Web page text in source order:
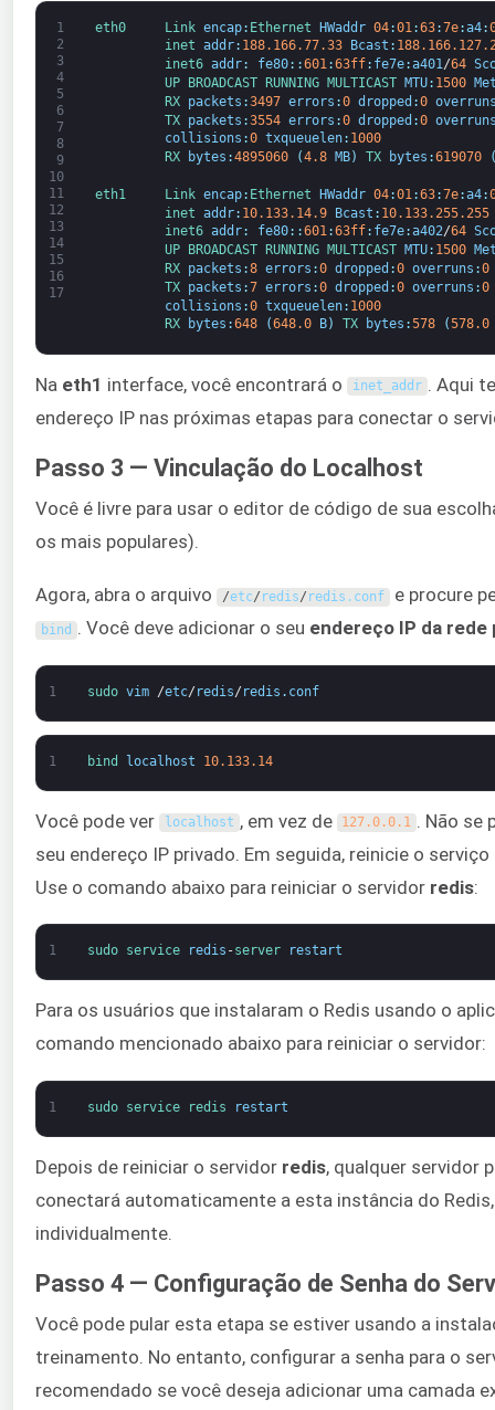
1
2
3
4
5
6
7
8
9
10
11
12
13
14
15
16
17
eth0 Link encap: Ethernet HWaddr 04:01 :63:7e:a4:
inet addr: 188.166.77.33 Bcast :
inet6 addr: fe80: :601:63ff: fe7e:a401/64
UP
BROADCAST RUNNING MULTICAST MTU: 1500
RX packets :3497 errors :0 dropped :0
TX packets :3554 errors :0 dropped :0
collisions :0 txqueuelen: 1000
RX
bytes :4895060 (4.8 MB) TX bytes :619070
eth1 Link encap: Ethernet HWaddr 04:01 :63:7e:a4:
inet addr: 10.133.14.9 Bcast : 10.133.255.255
inet6 addr: fe80: :601:63ff: fe7e:a402/64
UP
BROADCAST RUNNING MULTICAST MTU: 1500
RX packets :8 errors :0 dropped :0 overruns :0
TX packets :7 errors :0 dropped :0 overruns :0
collisions :0 txqueuelen: 1000
RX
bytes :648 (648.0 B) TX bytes :578 (578.0
Na eth1 interface, você encontrará o inet_addr . Aqui
endereço IP nas próximas etapas para conectar o
Passo 3 — Vinculação do Localhost
Você é livre para usar o editor de código de sua
os mais populares).
Agora, abra o arquivo /etc/ redis/ redis . conf e procure
bind . Você deve adicionar o seu endereço IP da rede
1 sudo vim /etc/ redis/ redis . conf
1 bind localhost 10.133.14
Você pode ver localhost , em vez de 127.0.0.1
. Não
seu endereço IP privado. Em seguida, reinicie o
Use o comando abaixo para reiniciar o servidor redis:
1 sudo service redis -server restart
Para os usuários que instalaram o Redis usando o
comando mencionado abaixo para reiniciar o servidor:
1 sudo service redis restart
Depois de reiniciar o servidor redis, qualquer servidor
conectará automaticamente a esta instância do
individualmente.
Passo 4 — Configuração de Senha do
Você pode pular esta etapa se estiver usando a
treinamento. No entanto, configurar a senha para o
recomendado se você deseja adicionar uma camada